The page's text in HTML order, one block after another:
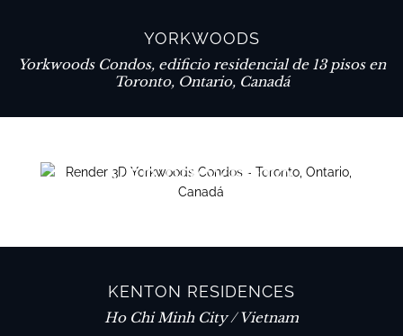
YORKWOODS
Yorkwoods Condos, edificio residencial de 13 pisos en
Toronto, Ontario, Canadá
VER PROYECTO
KENTON RESIDENCES
Ho Chi Minh City / Vietnam